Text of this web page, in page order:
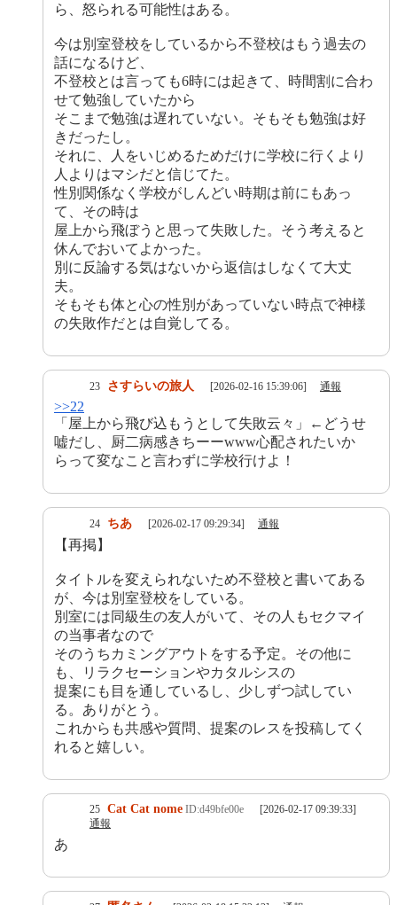
ら、怒られる可能性はある。
今は別室登校をしているから不登校はもう過去の
話になるけど、
不登校とは言っても6時には起きて、時間割に合わ
せて勉強していたから
そこまで勉強は遅れていない。そもそも勉強は好
きだったし。
それに、人をいじめるためだけに学校に行くより
人よりはマシだと信じてた。
性別関係なく学校がしんどい時期は前にもあっ
て、その時は
屋上から飛ぼうと思って失敗した。そう考えると
休んでおいてよかった。
別に反論する気はないから返信はしなくて大丈
夫。
そもそも体と心の性別があっていない時点で神様
の失敗作だとは自覚してる。
23 さすらいの旅人 [2026-02-16 15:39:06] 通報
>>22
「屋上から飛び込もうとして失敗云々」←どうせ
嘘だし、厨二病感きちーーwww心配されたいか
らって変なこと言わずに学校行けよ！
24 ちあ [2026-02-17 09:29:34] 通報
【再掲】
タイトルを変えられないため不登校と書いてある
が、今は別室登校をしている。
別室には同級生の友人がいて、その人もセクマイ
の当事者なので
そのうちカミングアウトをする予定。その他に
も、リラクセーションやカタルシスの
提案にも目を通しているし、少しずつ試してい
る。ありがとう。
これからも共感や質問、提案のレスを投稿してく
れると嬉しい。
25 Cat Cat nome ID:d49bfe00e
[2026-02-17 09:39:33]
通報
あ